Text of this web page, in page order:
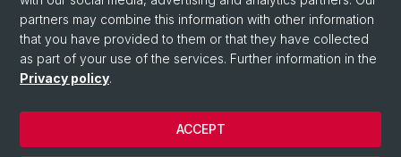
Back
partners may combine this information with other information
that you have provided to them or that they have collected
as part of your use of the services. Further information in the
Privacy policy.
ACCEPT